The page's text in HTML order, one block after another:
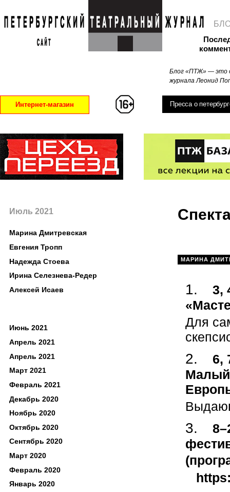
Блог «ПТЖ» — это
журнала Леонид
Интернет-магазин Пресса о
МАРИНА
3,
Для
6,
Малый
Июль 2021
Марина Дмитревская
Евгения Тропп
Надежда Стоева
Ирина Селезнева-Редер
Алексей Исаев
Июнь 2021
Апрель 2021
Апрель 2021
Март 2021
Февраль 2021
Декабрь 2020
Ноябрь 2020
Октябрь 2020
Сентябрь 2020
Март 2020
Февраль 2020
Январь 2020